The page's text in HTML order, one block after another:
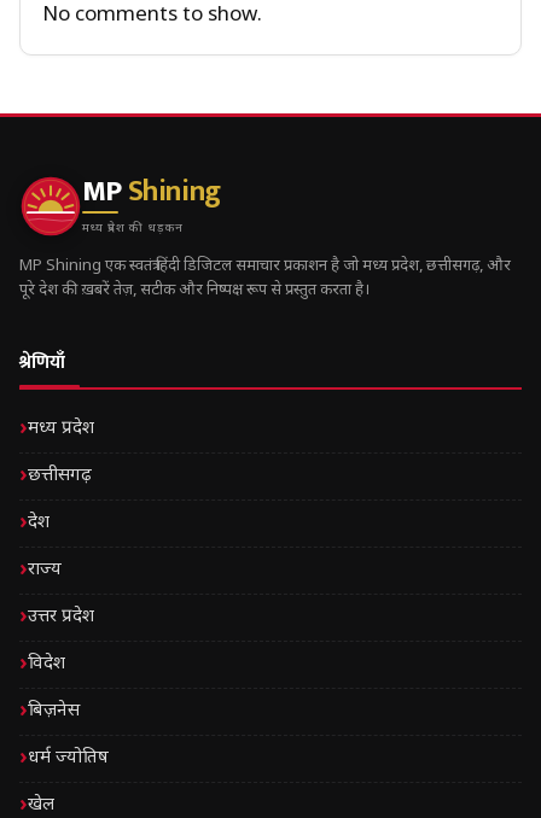
No comments to show.
MPShining
मध्य प्रदेश की धड़कन
MP Shining एक स्वतंत्र हिंदी डिजिटल समाचार प्रकाशन है जो मध्य प्रदेश, छत्तीसगढ़, और
पूरे देश की ख़बरें तेज़, सटीक और निष्पक्ष रूप से प्रस्तुत करता है।
श्रेणियाँ
मध्य प्रदेश
छत्तीसगढ़
देश
राज्य
उत्तर प्रदेश
विदेश
बिज़नेस
धर्म ज्योतिष
खेल